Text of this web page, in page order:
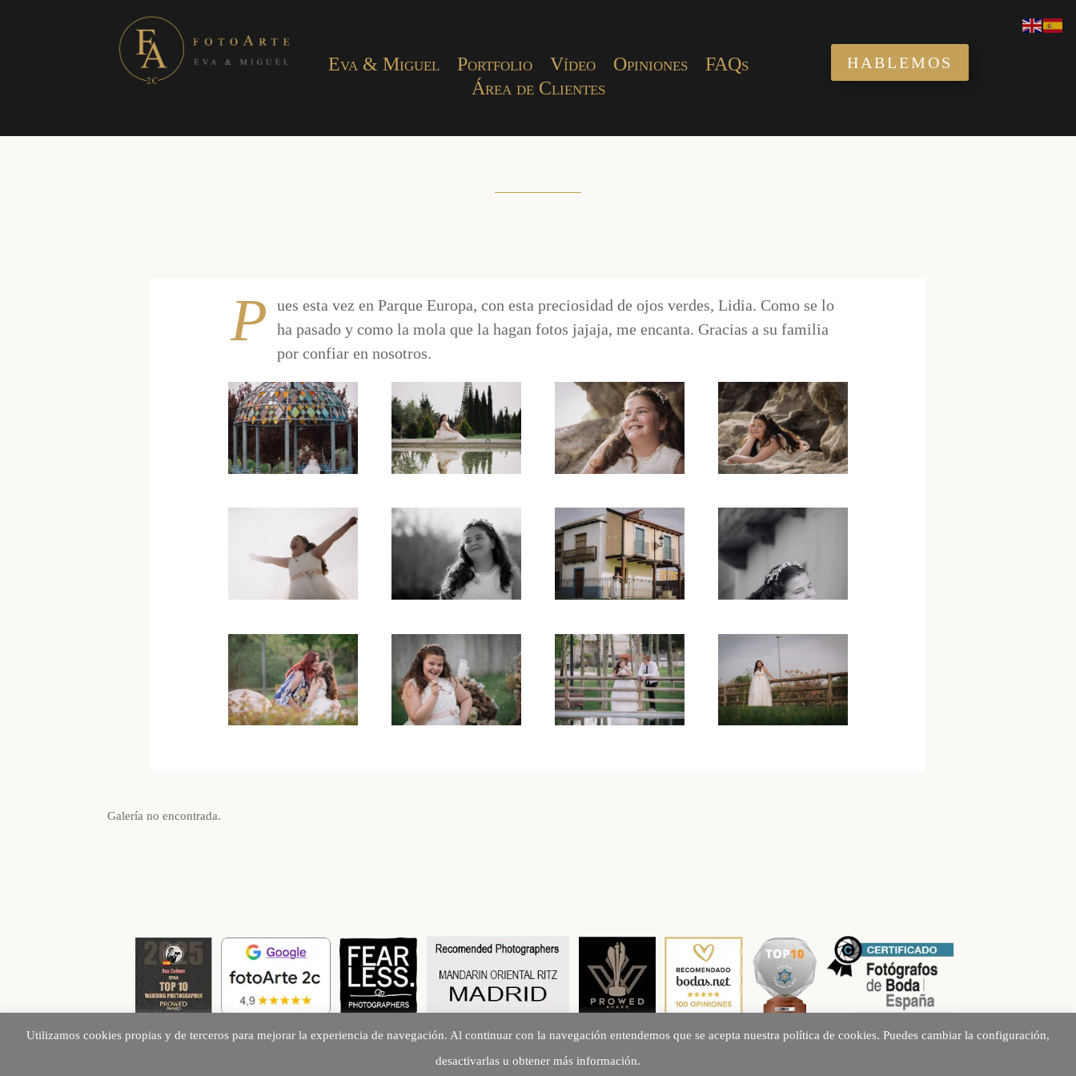
Eva & Miguel Portfolio Vídeo Opiniones
FAQs
Área de Clientes
HABLEMOS
P
ues esta vez en Parque Europa, con esta preciosidad de ojos verdes, Lidia. Como se lo
ha pasado y como la mola que la hagan fotos jajaja, me encanta. Gracias a su familia
por confiar en nosotros.
Galería no encontrada.
Utilizamos cookies propias y de terceros para mejorar la experiencia de navegación. Al continuar con la navegación entendemos que se acepta nuestra política de cookies. Puedes cambiar la configuración,
desactivarlas u obtener más información.